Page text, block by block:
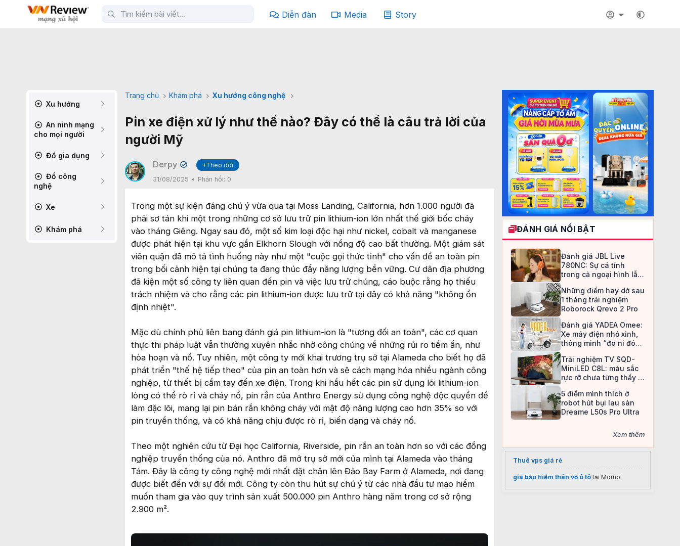
Diễn đàn Media Story
Xu hướng
An ninh mạng
cho mọi người
Đồ gia dụng
Đồ công
nghệ
Xe
Khám phá
Trang chủ Khám phá Xu hướng công nghệ
Pin xe điện xử lý như thế nào? Đây có thể là câu trả lời của
người Mỹ
Derpy ✔
+Theo dõi
31/08/2025
Phản hồi: 0
Trong một sự kiện đáng chú ý vừa qua tại Moss Landing, California, hơn 1.000 người đã
phải sơ tán khi một trong những cơ sở lưu trữ pin lithium-ion lớn nhất thế giới bốc cháy
vào tháng Giêng. Ngay sau đó, một số kim loại độc hại như nickel, cobalt và manganese
được phát hiện tại khu vực gần Elkhorn Slough với nồng độ cao bất thường. Một giám sát
viên quận đã mô tả tình huống này như một "cuộc gọi thức tỉnh" cho vấn đề an toàn pin
trong bối cảnh hiện tại chúng ta đang thúc đẩy năng lượng bền vững. Cư dân địa phương
đã kiện một số công ty liên quan đến pin và việc lưu trữ chúng, cáo buộc rằng họ thiếu
trách nhiệm và cho rằng các pin lithium-ion được lưu trữ tại đây có khả năng "không ổn
định nhiệt".
Mặc dù chính phủ liên bang đánh giá pin lithium-ion là "tương đối an toàn", các cơ quan
thực thi pháp luật vẫn thường xuyên nhắc nhở công chúng về những rủi ro tiềm ẩn, như
hỏa hoạn và nổ. Tuy nhiên, một công ty mới khai trương trụ sở tại Alameda cho biết họ đã
phát triển "thế hệ tiếp theo" của pin an toàn hơn và sẽ cách mạng hóa nhiều ngành công
nghiệp, từ thiết bị cầm tay đến xe điện. Trong khi hầu hết các pin sử dụng lõi lithium-ion
lỏng có thể rò rỉ và cháy nổ, pin rắn của Anthro Energy sử dụng công nghệ độc quyền để
làm đặc lõi, mang lại pin bán rắn không cháy với mật độ năng lượng cao hơn 35% so với
pin truyền thống, và có khả năng chịu được rò rỉ, biến dạng và cháy nổ.
Theo một nghiên cứu từ Đại học California, Riverside, pin rắn an toàn hơn so với các đồng
nghiệp truyền thống của nó. Anthro đã mở trụ sở mới của mình tại Alameda vào tháng
Tám. Đây là công ty công nghệ mới nhất đặt chân lên Đảo Bay Farm ở Alameda, nơi đang
được biết đến với sự đổi mới. Công ty còn thu hút sự chú ý từ các nhà đầu tư mạo hiểm
muốn tham gia vào quy trình sản xuất 500.000 pin Anthro hàng năm trong cơ sở rộng
2.900 m².
ĐÁNH GIÁ NỔI BẬT
Đánh giá JBL Live
780NC: Sự cá tính
trong cả ngoại hình lẫn
Những điểm hay dở sau
1 tháng trải nghiệm
Roborock Qrevo 2 Pro
Đánh giá YADEA Omee:
Xe máy điện nhỏ xinh,
thông minh “đo ni đóng
Trải nghiệm TV SQD-
MiniLED C8L: màu sắc
rực rỡ chưa từng thấy ở
5 điểm mình thích ở
robot hút bụi lau sàn
Dreame L50s Pro Ultra
Xem thêm
Thuê vps giá rẻ
giá bảo hiểm thân vỏ ô tô tại Momo